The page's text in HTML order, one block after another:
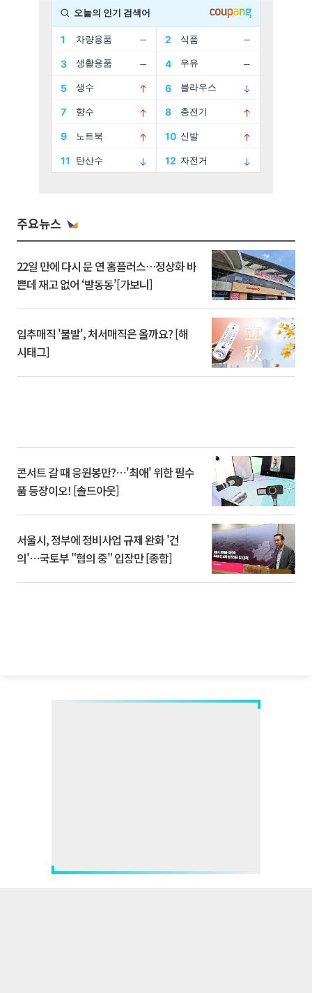
주요뉴스
22일 만에 다시 문 연 홈플러스…정상화 바
쁜데 재고 없어 ‘발동동’[가보니]
입추매직 '불발', 처서매직은 올까요? [해
시태그]
콘서트 갈 때 응원봉만?⋯'최애' 위한 필수
품 등장이오! [솔드아웃]
서울시, 정부에 정비사업 규제 완화 '건
의'⋯국토부 "협의 중" 입장만 [종합]